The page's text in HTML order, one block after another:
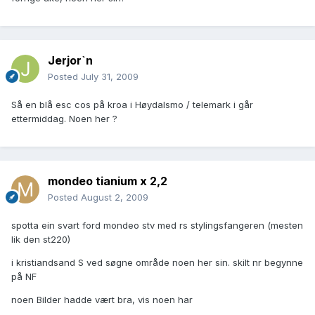
Jerjor`n
Posted July 31, 2009
Så en blå esc cos på kroa i Høydalsmo / telemark i går
ettermiddag. Noen her ?
mondeo tianium x 2,2
Posted August 2, 2009
spotta ein svart ford mondeo stv med rs stylingsfangeren (mesten
lik den st220)
i kristiandsand S ved søgne område noen her sin. skilt nr begynne
på NF
noen Bilder hadde vært bra, vis noen har